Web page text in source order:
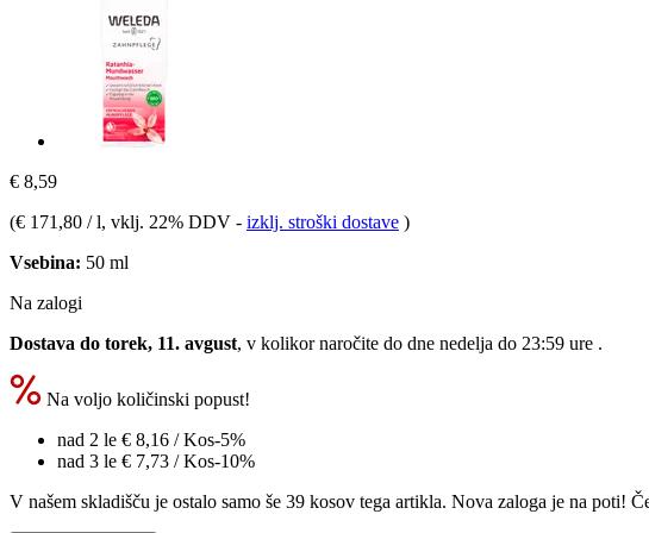
€ 8,59
(€ 171,80 / l, vklj. 22% DDV - izklj. stroški dostave )
Vsebina: 50 ml
Na zalogi
Dostava do torek, 11. avgust, v kolikor naročite do dne nedelja do 23:59 ure .
Na voljo količinski popust!
nad 2 le € 8,16 / Kos-5%
nad 3 le € 7,73 / Kos-10%
V našem skladišču je ostalo samo še 39 kosov tega artikla. Nova zaloga je na poti!